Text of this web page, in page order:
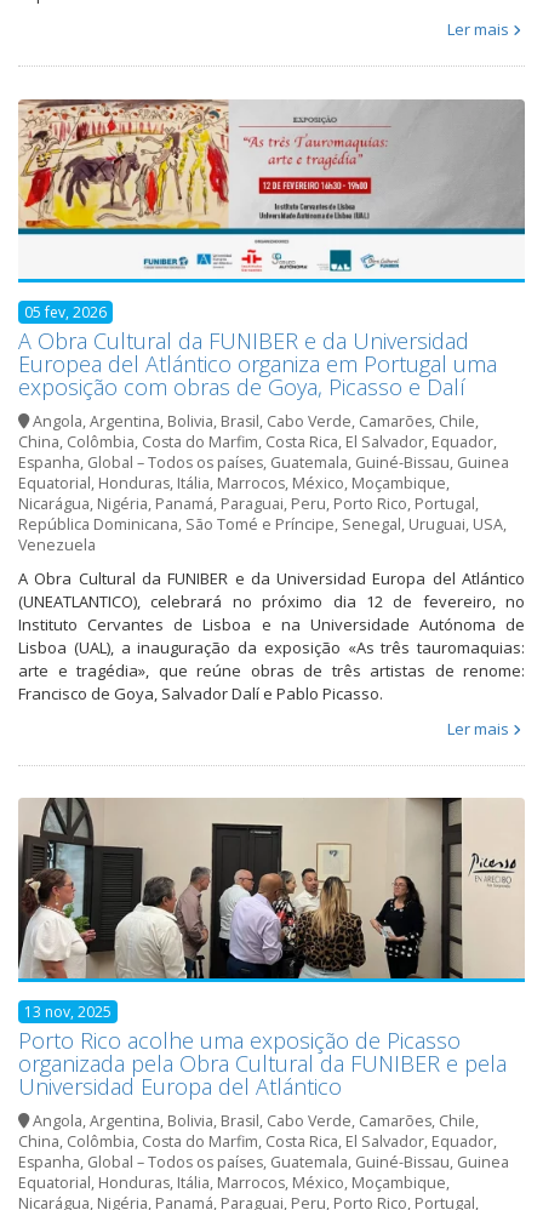
Ler mais
05 fev, 2026
A Obra Cultural da FUNIBER e da Universidad
Europea del Atlántico organiza em Portugal uma
exposição com obras de Goya, Picasso e Dalí
Angola,Argentina, Bolivia, Brasil, Cabo Verde, Camarões, Chile,
China, Colômbia, Costa do Marfim, Costa Rica, El Salvador, Equador,
Espanha, Global – Todos os países, Guatemala, Guiné-Bissau, Guinea
Equatorial, Honduras, Itália, Marrocos, México, Moçambique,
Nicarágua, Nigéria, Panamá, Paraguai, Peru, Porto Rico, Portugal,
República Dominicana, São Tomé e Príncipe, Senegal, Uruguai, USA,
Venezuela
A Obra Cultural da FUNIBER e da Universidad Europa del Atlántico
(UNEATLANTICO), celebrará no próximo dia 12 de fevereiro, no
Instituto Cervantes de Lisboa e na Universidade Autónoma de
Lisboa (UAL), a inauguração da exposição «As três tauromaquias:
arte e tragédia», que reúne obras de três artistas de renome:
Francisco de Goya, Salvador Dalí e Pablo Picasso.
Ler mais
13 nov, 2025
Porto Rico acolhe uma exposição de Picasso
organizada pela Obra Cultural da FUNIBER e pela
Universidad Europa del Atlántico
Angola,Argentina, Bolivia, Brasil, Cabo Verde, Camarões, Chile,
China, Colômbia, Costa do Marfim, Costa Rica, El Salvador, Equador,
Espanha, Global – Todos os países, Guatemala, Guiné-Bissau, Guinea
Equatorial, Honduras, Itália, Marrocos, México, Moçambique,
Nicarágua, Nigéria, Panamá, Paraguai, Peru, Porto Rico, Portugal,